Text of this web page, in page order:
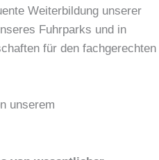
Weiterbildung unserer
Fuhrparks und in
für den fachgerechten
unserem